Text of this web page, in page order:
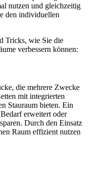
nutzen und gleichzeitig
den individuellen
Tricks, wie Sie die
verbessern können:
die mehrere Zwecke
mit integrierten
Stauraum bieten. Ein
erweitert oder
Durch den Einsatz
Raum effizient nutzen